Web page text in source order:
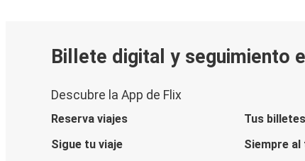
Billete digital y seguimiento
Descubre la App de Flix
Reserva viajes
Tus billetes
Sigue tu viaje
Siempre